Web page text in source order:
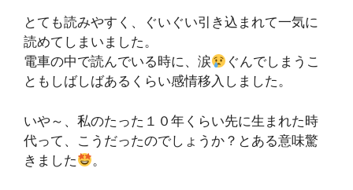
とても読みやすく、ぐいぐい引き込まれて一気に
読めてしまいました。
電車の中で読んでいる時に、涙
ぐんでしまうこ
ともしばしばあるくらい感情移入しました。
いや～、私のたった１０年くらい先に生まれた時
代って、こうだったのでしょうか？とある意味驚
きました
。